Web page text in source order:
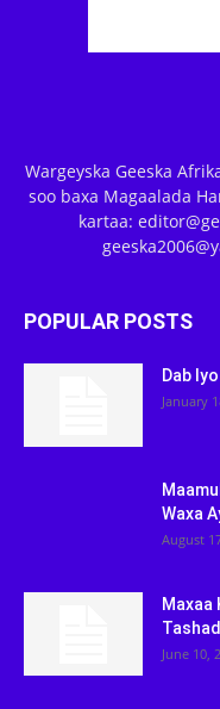
Wargeyska Geeska
soo baxa Magaalada
kartaa:
POPULAR POSTS
Dab
January
Waxa
August
Maxaa
June 10,